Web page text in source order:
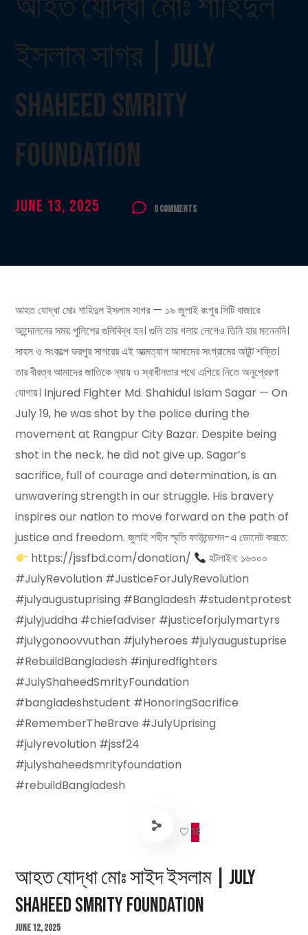
ইসলাম সাগর | July
Shaheed Smrity
Foundation
June 13, 2025 0 Comments
আহত যোদ্ধা মোঃ শাহিদুল ইসলাম সাগর — ১৯ জুলাই রংপুর সিটি বাজারে
আন্দোলনের সময় পুলিশের গুলিবিদ্ধ হন। গুলি তার গলায় লেগেও তিনি হার মানেননি।
সাহস ও সংকল্পে ভরপুর সাগরের এই আত্মত্যাগ আমাদের সংগ্রামের অটুট শক্তি।
তার বীরত্ব আমাদের জাতিকে ন্যায় ও স্বাধীনতার পথে এগিয়ে নিতে অনুপ্রেরণা
যোগায়। Injured Fighter Md. Shahidul Islam Sagar — On
July 19, he was shot by the police during the
movement at Rangpur City Bazar. Despite being
shot in the neck, he did not give up. Sagar’s
sacrifice, full of courage and determination, is an
unwavering strength in our struggle. His bravery
inspires our nation to move forward on the path of
justice and freedom. জুলাই শহীদ স্মৃতি ফাউন্ডেশন-এ ডোনেট করতে:
https://jssfbd.com/donation/
হটলাইন: ১৬০০০
#JulyRevolution #JusticeForJulyRevolution
#julyaugustuprising #Bangladesh #studentprotest
#julyjuddha #chiefadviser #justiceforjulymartyrs
#julygonoovvuthan #julyheroes #julyaugustuprise
#RebuildBangladesh #injuredfighters
#JulyShaheedSmrityFoundation
#bangladeshstudent #HonoringSacrifice
#RememberTheBrave #JulyUprising
#julyrevolution #jssf24
#julyshaheedsmrityfoundation
#rebuildBangladesh
18
আহত যোদ্ধা মোঃ সাইদ ইসলাম | July
Shaheed Smrity Foundation
June 12, 2025